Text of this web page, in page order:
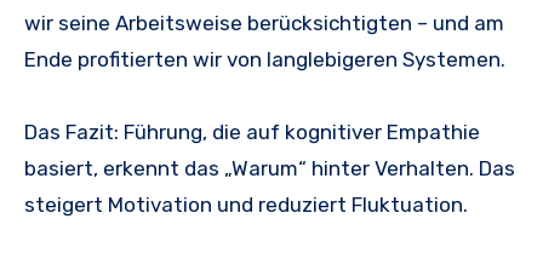
wir seine Arbeitsweise berücksichtigten – und am
Ende profitierten wir von langlebigeren Systemen.
Das Fazit: Führung, die auf kognitiver Empathie
basiert, erkennt das „Warum“ hinter Verhalten. Das
steigert Motivation und reduziert Fluktuation.